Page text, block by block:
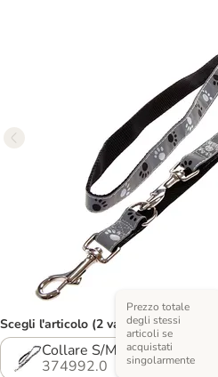
Scegli l'articolo (2 varianti)
Collare S/M + guinzaglio
374992.0
Prezzo totale
degli stessi
articoli se
acquistati
singolarmente